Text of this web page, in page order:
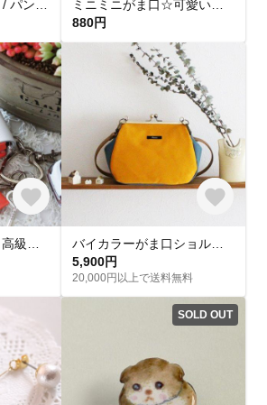
880円
5,900円
20,000円以上で送料無料
SOLD OUT